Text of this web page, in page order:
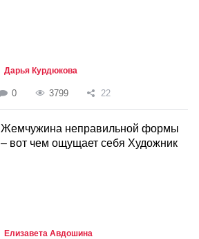
Дарья Курдюкова
0 3799 22
Жемчужина неправильной формы
– вот чем ощущает себя Художник
Елизавета Авдошина